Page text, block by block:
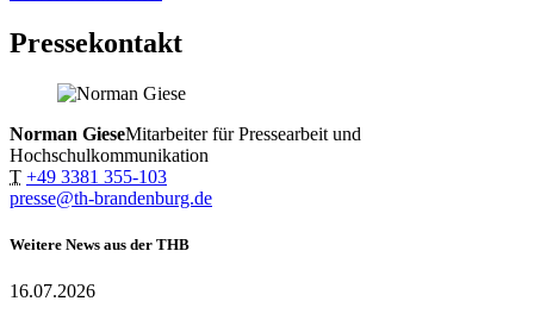
Pressekontakt
Norman GieseMitarbeiter für Pressearbeit und
Hochschulkommunikation
T +49 3381 355-103
presse@th-brandenburg.de
Weitere News aus der THB
16.07.2026